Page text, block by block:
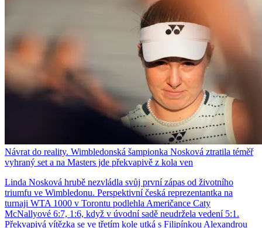
Návrat do reality. Wimbledonská šampionka Nosková ztratila téměř
vyhraný set a na Masters jde překvapivě z kola ven
Linda Nosková hrubě nezvládla svůj první zápas od životního
triumfu ve Wimbledonu. Perspektivní česká reprezentantka na
turnaji WTA 1000 v Torontu podlehla Američance Caty
McNallyové 6:7, 1:6, když v úvodní sadě neudržela vedení 5:1.
Překvapivá vítězka se ve třetím kole utká s Filipínkou Alexandrou